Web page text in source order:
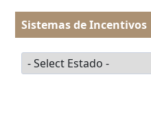
Sistemas de Incentivos
Estado